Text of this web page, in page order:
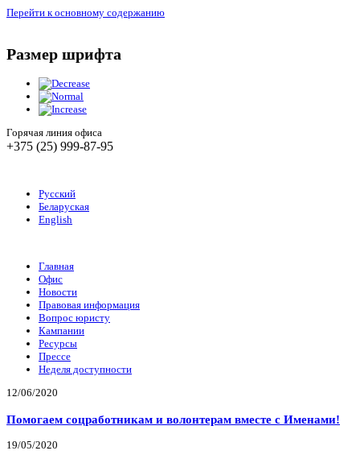
Перейти к основному содержанию
Размер шрифта
Горячая линия офиса
+375 (25) 999-87-95
Русский
Беларуская
English
Главная
Офис
Новости
Правовая информация
Вопрос юристу
Кампании
Ресурсы
Прессе
Неделя доступности
12/06/2020
Помогаем соцработникам и волонтерам вместе с Именами!
19/05/2020